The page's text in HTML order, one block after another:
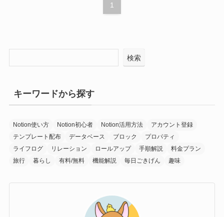
1
検索
キーワードから探す
Notion使い方 Notion初心者 Notion活用方法
アカウント登録
テンプレート配布
データベース ブロック
プロパティ
ライフログ
リレーション ロールアップ 手順解説
料金プラン
旅行
暮らし 有料/無料 機能解説 毎日ごきげん 趣味